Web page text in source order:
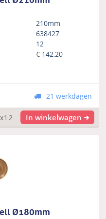
210mm
638427
12
€ 142,20
21 werkdagen
x12 In winkelwagen
Ø180mm